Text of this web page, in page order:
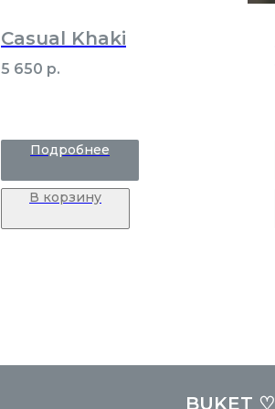
Casual Khaki
5 650 р.
Подробнее
В корзину
BUKET ♡